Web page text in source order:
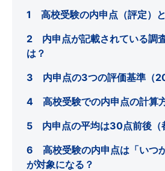
1 高校受験の内申点（評定）
2 内申点が記載されている調
は？
3 内申点の3つの評価基準（
4 高校受験での内申点の計算
5 内申点の平均は30点前後（
6 高校受験の内申点は「いつ
が対象になる？